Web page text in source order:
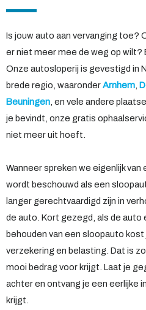
Is jouw auto aan vervanging toe?
er niet meer mee de weg op wilt?
Onze autosloperij is gevestigd in
brede regio, waaronderArnhem
Beuningen , en vele andere
je bevindt, onze gratis
niet meer uit hoeft.
Wanneer spreken we eigenlijk
wordt beschouwd als een
langer gerechtvaardigd zijn in
de auto. Kort gezegd, als de
behouden van een sloopauto kost
verzekering en belasting. Dat is
mooi bedrag voor krijgt. Laat je
achter en ontvang je een eerlijke
krijgt.